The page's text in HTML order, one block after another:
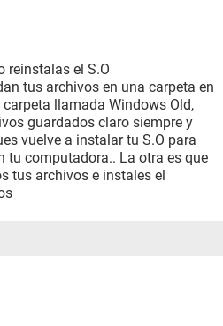
reinstalas el S.O
tus archivos en una carpeta en
llamada Windows Old,
guardados claro siempre y
vuelve a instalar tu S.O para
tu computadora.. La otra es que
tus archivos e instales el